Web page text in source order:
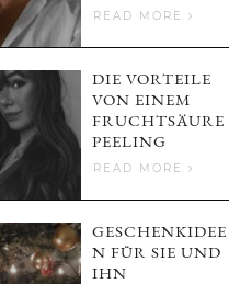
READ MORE
DIE VORTEILE
VON EINEM
FRUCHTSÄURE
PEELING
READ MORE
GESCHENKIDEE
N FÜR SIE UND
IHN